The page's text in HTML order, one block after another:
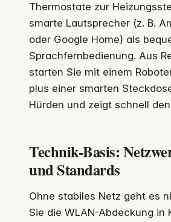
Thermostate zur
smarte Lautsprecher (z. B.
oder Google Home) als
Sprachfernbedienung. Aus
starten Sie mit einem
plus einer smarten
Hürden und zeigt schnell
Technik-Basis:
und Standards
Ohne stabiles Netz geht es
Sie die WLAN-Abdeckung in